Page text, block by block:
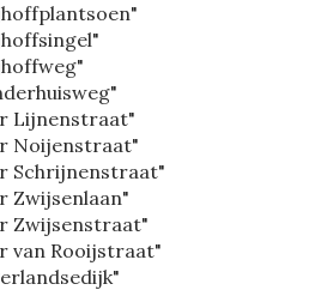
Lijnenstraat"
Noijenstraat"
Schrijnenstraat"
Zwijsenlaan"
Zwijsenstraat"
van Rooijstraat"